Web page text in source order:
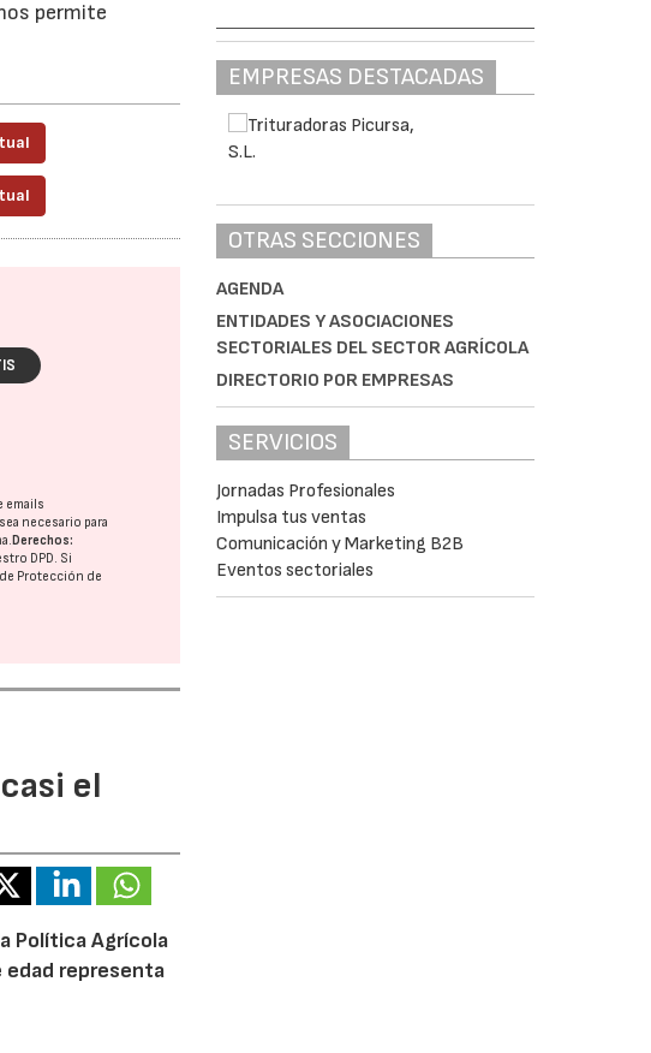
permite
emails
necesario para
Derechos:
DPD. Si
Protección de
el
Política Agrícola
edad representa
EMPRESAS DESTACADAS
OTRAS SECCIONES
AGENDA
ENTIDADES Y ASOCIACIONES
SECTORIALES DEL SECTOR AGRÍCOLA
DIRECTORIO POR EMPRESAS
SERVICIOS
Jornadas Profesionales
Impulsa tus ventas
Comunicación y Marketing B2B
Eventos sectoriales